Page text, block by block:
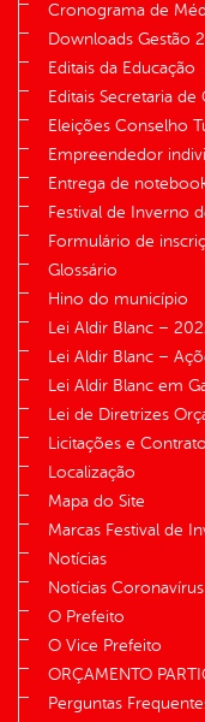
Cronograma de
Downloads Gestão
Editais da Educação
Editais Secretaria de
Eleições Conselho
Empreendedor
Entrega de
Festival de Inverno
Formulário de
Glossário
Hino do município
Lei Aldir Blanc –
Lei Aldir Blanc –
Lei Aldir Blanc em
Lei de Diretrizes
Licitações e
Localização
Mapa do Site
Marcas Festival de
Notícias
Notícias Coronavírus
O Prefeito
O Vice Prefeito
ORÇAMENTO
Perguntas